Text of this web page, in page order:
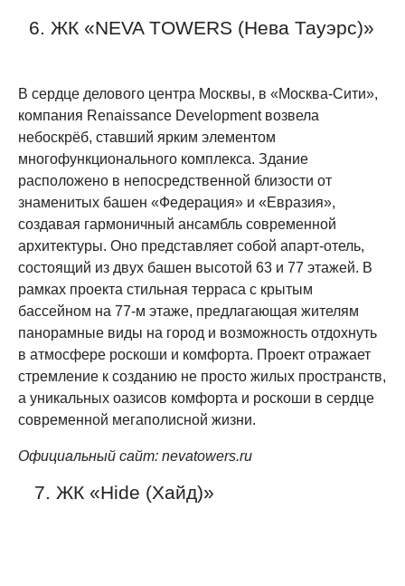
6. ЖК «NEVA TOWERS (Нева Тауэрс)»
В сердце делового центра Москвы, в «Москва-Сити»,
компания Renaissance Development возвела
небоскрёб, ставший ярким элементом
многофункционального комплекса. Здание
расположено в непосредственной близости от
знаменитых башен «Федерация» и «Евразия»,
создавая гармоничный ансамбль современной
архитектуры. Оно представляет собой апарт-отель,
состоящий из двух башен высотой 63 и 77 этажей. В
рамках проекта стильная терраса с крытым
бассейном на 77-м этаже, предлагающая жителям
панорамные виды на город и возможность отдохнуть
в атмосфере роскоши и комфорта. Проект отражает
стремление к созданию не просто жилых пространств,
а уникальных оазисов комфорта и роскоши в сердце
современной мегаполисной жизни.
Официальный сайт: nevatowers.ru
7. ЖК «Hide (Хайд)»